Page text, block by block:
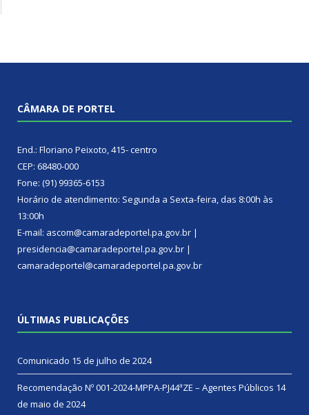
CÂMARA DE PORTEL
End.: Floriano Peixoto, 415- centro
CEP: 68480-000
Fone: (91) 99365-6153
Horário de atendimento: Segunda a Sexta-feira, das 8:00h às
13:00h
E-mail: ascom@camaradeportel.pa.gov.br |
presidencia@camaradeportel.pa.gov.br |
camaradeportel@camaradeportel.pa.gov.br
ÚLTIMAS PUBLICAÇÕES
Comunicado 15 de julho de 2024
Recomendação Nº 001-2024-MPPA-PJ44ªZE – Agentes Públicos 14
de maio de 2024